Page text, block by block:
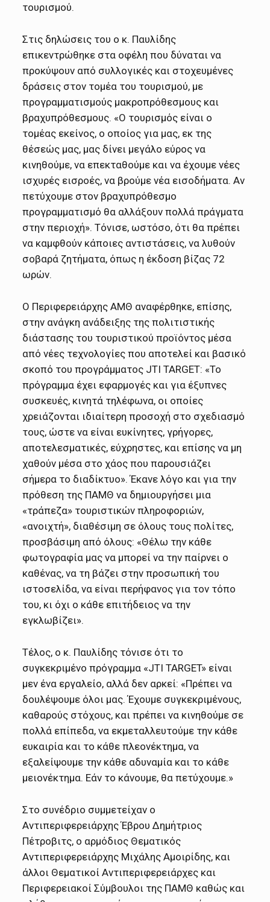
τουρισμού.
Στις δηλώσεις του ο κ. Παυλίδης
επικεντρώθηκε στα οφέλη που δύναται να
προκύψουν από συλλογικές και στοχευμένες
δράσεις στον τομέα του τουρισμού, με
προγραμματισμούς μακροπρόθεσμους και
βραχυπρόθεσμους. «Ο τουρισμός είναι ο
τομέας εκείνος, ο οποίος για μας, εκ της
θέσεώς μας, μας δίνει μεγάλο εύρος να
κινηθούμε, να επεκταθούμε και να έχουμε νέες
ισχυρές εισροές, να βρούμε νέα εισοδήματα. Αν
πετύχουμε στον βραχυπρόθεσμο
προγραμματισμό θα αλλάξουν πολλά πράγματα
στην περιοχή». Τόνισε, ωστόσο, ότι θα πρέπει
να καμφθούν κάποιες αντιστάσεις, να λυθούν
σοβαρά ζητήματα, όπως η έκδοση βίζας 72
ωρών.
Ο Περιφερειάρχης ΑΜΘ αναφέρθηκε, επίσης,
στην ανάγκη ανάδειξης της πολιτιστικής
διάστασης του τουριστικού προϊόντος μέσα
από νέες τεχνολογίες που αποτελεί και βασικό
σκοπό του προγράμματος JTI TARGET: «Το
πρόγραμμα έχει εφαρμογές και για έξυπνες
συσκευές, κινητά τηλέφωνα, οι οποίες
χρειάζονται ιδιαίτερη προσοχή στο σχεδιασμό
τους, ώστε να είναι ευκίνητες, γρήγορες,
αποτελεσματικές, εύχρηστες, και επίσης να μη
χαθούν μέσα στο χάος που παρουσιάζει
σήμερα το διαδίκτυο». Έκανε λόγο και για την
πρόθεση της ΠΑΜΘ να δημιουργήσει μια
«τράπεζα» τουριστικών πληροφοριών,
«ανοιχτή», διαθέσιμη σε όλους τους πολίτες,
προσβάσιμη από όλους: «Θέλω την κάθε
φωτογραφία μας να μπορεί να την παίρνει ο
καθένας, να τη βάζει στην προσωπική του
ιστοσελίδα, να είναι περήφανος για τον τόπο
του, κι όχι ο κάθε επιτήδειος να την
εγκλωβίζει».
Τέλος, ο κ. Παυλίδης τόνισε ότι το
συγκεκριμένο πρόγραμμα «JTI TARGET» είναι
μεν ένα εργαλείο, αλλά δεν αρκεί: «Πρέπει να
δουλέψουμε όλοι μας. Έχουμε συγκεκριμένους,
καθαρούς στόχους, και πρέπει να κινηθούμε σε
πολλά επίπεδα, να εκμεταλλευτούμε την κάθε
ευκαιρία και το κάθε πλεονέκτημα, να
εξαλείψουμε την κάθε αδυναμία και το κάθε
μειονέκτημα. Εάν το κάνουμε, θα πετύχουμε.»
Στο συνέδριο συμμετείχαν ο
Αντιπεριφερειάρχης Έβρου Δημήτριος
Πέτροβιτς, ο αρμόδιος Θεματικός
Αντιπεριφερειάρχης Μιχάλης Αμοιρίδης, και
άλλοι Θεματικοί Αντιπεριφερειάρχες και
Περιφερειακοί Σύμβουλοι της ΠΑΜΘ καθώς και